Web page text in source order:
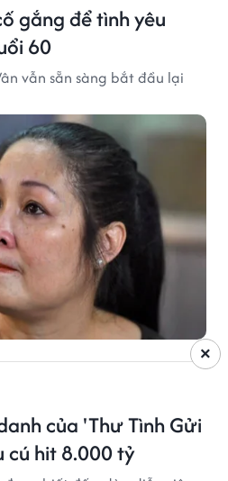
gắng để tình yêu
60
vẫn sẵn sàng bắt đầu lại
của 'Thư Tình Gửi
cú hit 8.000 tỷ
×